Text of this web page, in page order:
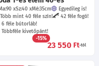
Sz:40 Mé:35cm
Egyedileg is!
Több mint 40 féle szín!
42 féle fogó!
6 féle bútorláb!
Többféle kivetőpánt!
-15%
23 550 Ft-tól